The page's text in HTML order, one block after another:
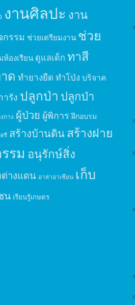
งานศิลปะ งาน
กรรม ช่วยเตรียมงาน ช่วย
ห้องเรียน ดูแลเด็ก ทาสี
ด ทำยางยืด ทำโป่ง บริจาค
รัง ปลูกป่า ปลูกป่า
กาง ผู้ป่วย ผู้พิการ ฝึกอบรม
รี สร้างบ้านดินสร้างฝาย
รม อนุรักษ์สิ่ง
ต่างแดน อาสาอาเซียน เก็บ
น เรียนรู้เกษตร